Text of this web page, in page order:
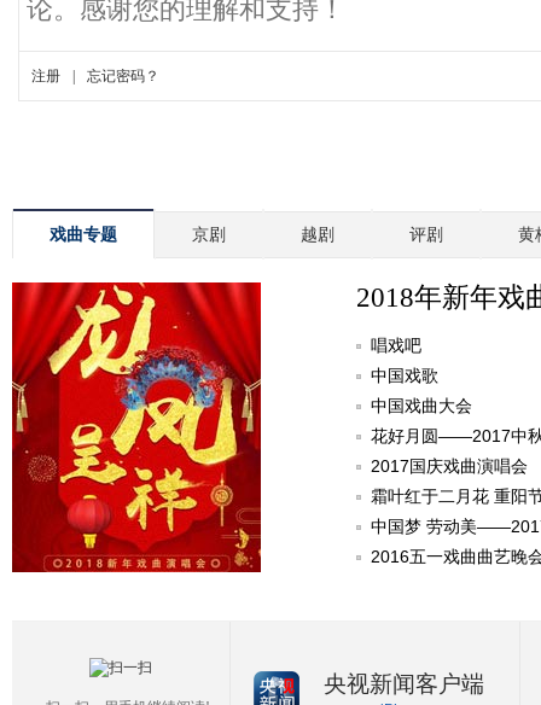
戏曲专题 京剧 越剧 评剧 黄
2018年新年戏
唱戏吧
中国戏歌
中国戏曲大会
花好月圆——2017中
2017国庆戏曲演唱会
霜叶红于二月花 重阳
中国梦 劳动美
2016五一戏曲曲艺晚
央视新闻客户端